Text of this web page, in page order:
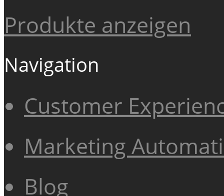
Produkte anzeigen
Navigation
Customer
Marketing
Blog